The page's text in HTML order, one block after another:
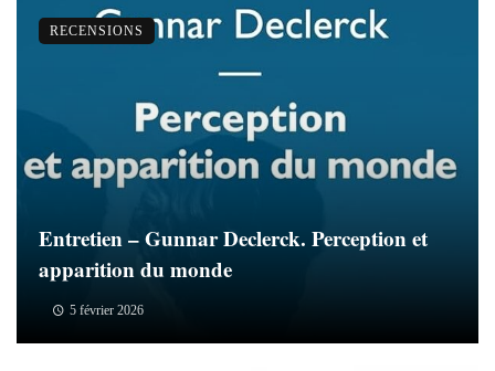
Entretien – Gunnar Declerck. Perception et
apparition du monde
5 février 2026
RECENSIONS